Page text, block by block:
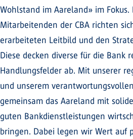
Wohlstand im Aareland» im Fokus.
Mitarbeitenden der CBA richten
erarbeiteten Leitbild und den
Diese decken diverse für die Bank
Handlungsfelder ab. Mit unserer
und unserem
gemeinsam das Aareland mit
guten Bankdienstleistungen
bringen. Dabei legen wir Wert auf